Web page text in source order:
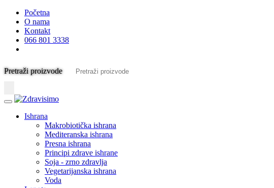
Početna
O nama
Kontakt
066 801 3338
Pretraži proizvode
Ishrana
Makrobiotička ishrana
Mediteranska ishrana
Presna ishrana
Principi zdrave ishrane
Soja - zrno zdravlja
Vegetarijanska ishrana
Voda